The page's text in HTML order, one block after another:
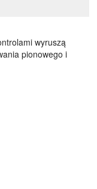
wyruszą
pionowego i